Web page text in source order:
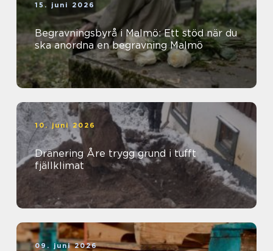
15. juni 2026
Begravningsbyrå i Malmö: Ett stöd när du
ska anordna en begravning Malmö
10. juni 2026
Dränering Åre trygg grund i tufft
fjällklimat
09. juni 2026